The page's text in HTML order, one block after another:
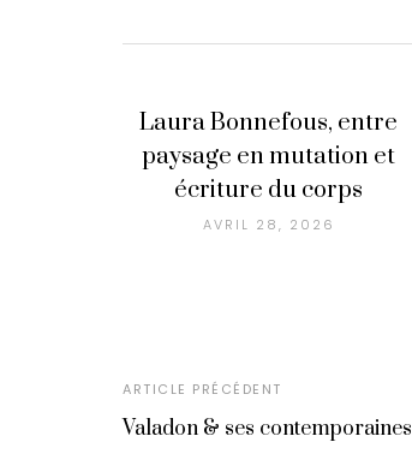
Laura Bonnefous, entre
paysage en mutation et
écriture du corps
AVRIL 28, 2026
ARTICLE PRÉCÉDENT
Valadon & ses contemporaines